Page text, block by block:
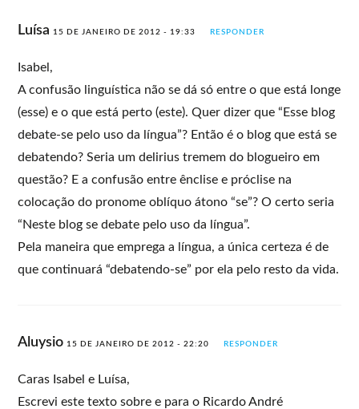
Luísa 15 DE JANEIRO DE 2012 - 19:33 RESPONDER
Isabel,
A confusão linguística não se dá só entre o que está longe
(esse) e o que está perto (este). Quer dizer que “Esse blog
debate-se pelo uso da língua”? Então é o blog que está se
debatendo? Seria um delirius tremem do blogueiro em
questão? E a confusão entre ênclise e próclise na
colocação do pronome oblíquo átono “se”? O certo seria
“Neste blog se debate pelo uso da língua”.
Pela maneira que emprega a língua, a única certeza é de
que continuará “debatendo-se” por ela pelo resto da vida.
Aluysio 15 DE JANEIRO DE 2012 - 22:20 RESPONDER
Caras Isabel e Luísa,
Escrevi este texto sobre e para o Ricardo André